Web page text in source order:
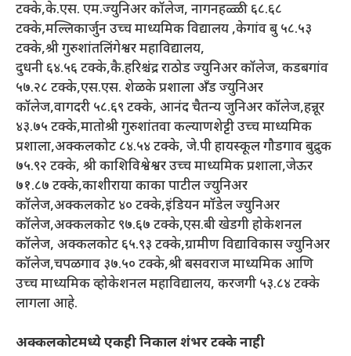
टक्के,के.एस. एम.ज्युनिअर कॉलेज, नागनहळ्ळी ६८.६८
टक्के,मल्लिकार्जुन उच्च माध्यमिक विद्यालय ,केगांव बु ५८.५३
टक्के,श्री गुरुशांतलिंगेश्वर महाविद्यालय,
दुधनी ६४.५६ टक्के,कै.हरिश्चंद्र राठोड ज्युनिअर कॉलेज, कडबगांव
५७.२८ टक्के,एस.एस. शेळके प्रशाला अँड ज्युनिअर
कॉलेज,वागदरी ५८.६९ टक्के, आनंद चैतन्य जुनिअर कॉलेज,हन्नूर
४३.७५ टक्के,मातोश्री गुरुशांतवा कल्याणशेट्टी उच्च माध्यमिक
प्रशाला,अक्कलकोट ८४.५४ टक्के, जे.पी हायस्कूल गौडगाव बुद्रुक
७५.९२ टक्के, श्री काशिविश्वेश्वर उच्च माध्यमिक प्रशाला,जेऊर
७१.८७ टक्के,काशीराया काका पाटील ज्युनिअर
कॉलेज,अक्कलकोट ४० टक्के,इंडियन मॉडेल ज्युनिअर
कॉलेज,अक्कलकोट ९७.६७ टक्के,एस.बी खेडगी होकेशनल
कॉलेज, अक्कलकोट ६५.९३ टक्के,ग्रामीण विद्याविकास ज्युनिअर
कॉलेज,चपळगाव ३७.५० टक्के,श्री बसवराज माध्यमिक आणि
उच्च माध्यमिक व्होकेशनल महाविद्यालय, करजगी ५३.८४ टक्के
लागला आहे.
अक्कलकोटमध्ये एकही निकाल शंभर टक्के नाही